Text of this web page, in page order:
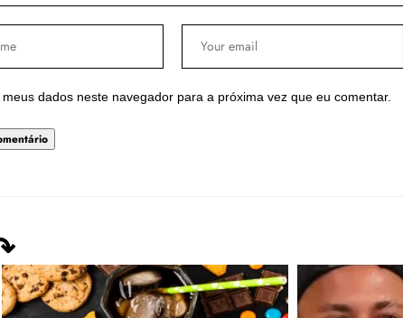
meus dados neste navegador para a próxima vez que eu comentar.